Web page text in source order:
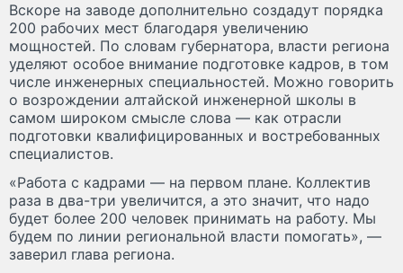
Вскоре на заводе дополнительно создадут порядка
200 рабочих мест благодаря увеличению
мощностей. По словам губернатора, власти региона
уделяют особое внимание подготовке кадров, в том
числе инженерных специальностей. Можно говорить
о возрождении алтайской инженерной школы в
самом широком смысле слова — как отрасли
подготовки квалифицированных и востребованных
специалистов.
«Работа с кадрами — на первом плане. Коллектив
раза в два-три увеличится, а это значит, что надо
будет более 200 человек принимать на работу. Мы
будем по линии региональной власти помогать», —
заверил глава региона.